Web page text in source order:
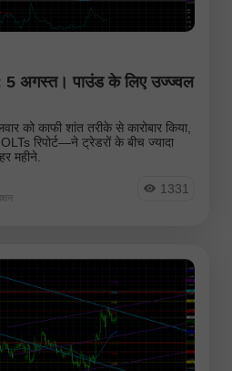
अगस्त। पाउंड के लिए उज्ज्वल
को काफी शांत तरीके से कारोबार किया,
रिपोर्ट—ने ट्रेडरों के बीच ज्यादा
महीने.
1331